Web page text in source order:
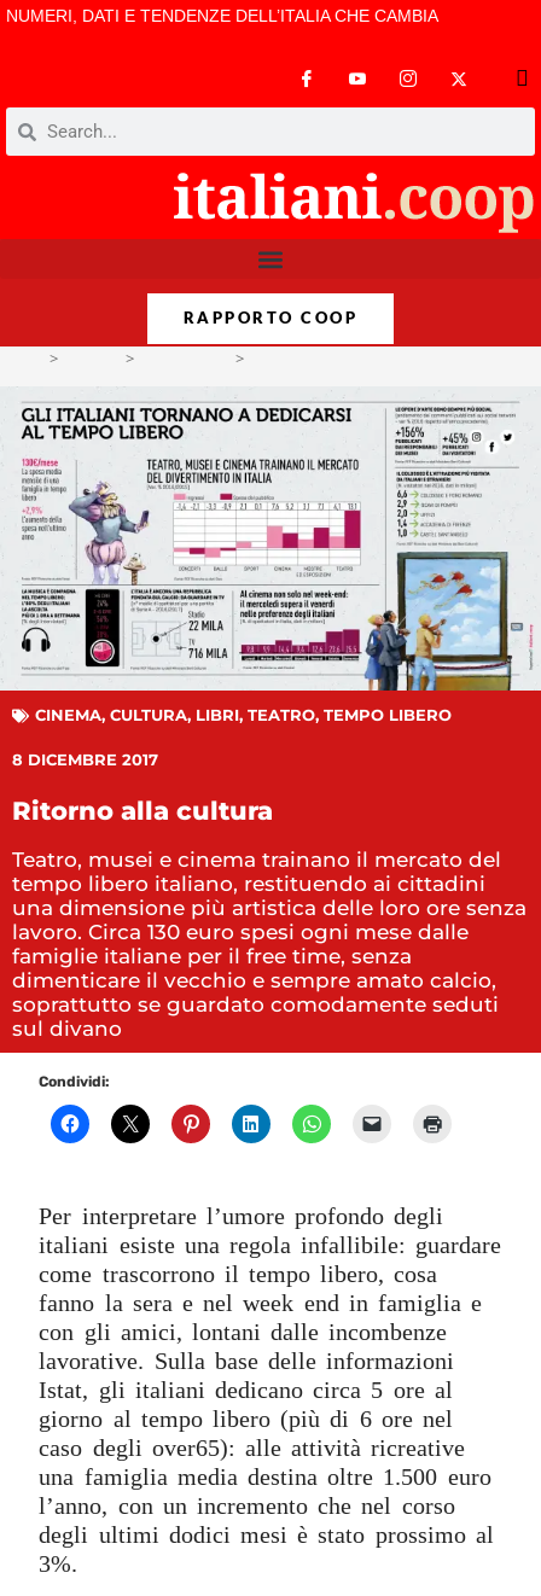
NUMERI, DATI E TENDENZE DELL’ITALIA CHE CAMBIA
RAPPORTO COOP
> > >
CINEMA, CULTURA, LIBRI, TEATRO, TEMPO LIBERO
8 DICEMBRE 2017
Ritorno alla cultura
Teatro, musei e cinema trainano il mercato del
tempo libero italiano, restituendo ai cittadini
una dimensione più artistica delle loro ore senza
lavoro. Circa 130 euro spesi ogni mese dalle
famiglie italiane per il free time, senza
dimenticare il vecchio e sempre amato calcio,
soprattutto se guardato comodamente seduti
sul divano
Condividi:
Per interpretare l’umore profondo degli
italiani esiste una regola infallibile: guardare
come trascorrono il tempo libero, cosa
fanno la sera e nel week end in famiglia e
con gli amici, lontani dalle incombenze
lavorative. Sulla base delle informazioni
Istat, gli italiani dedicano circa 5 ore al
giorno al tempo libero (più di 6 ore nel
caso degli over65): alle attività ricreative
una famiglia media destina oltre 1.500 euro
l’anno, con un incremento che nel corso
degli ultimi dodici mesi è stato prossimo al
3%.